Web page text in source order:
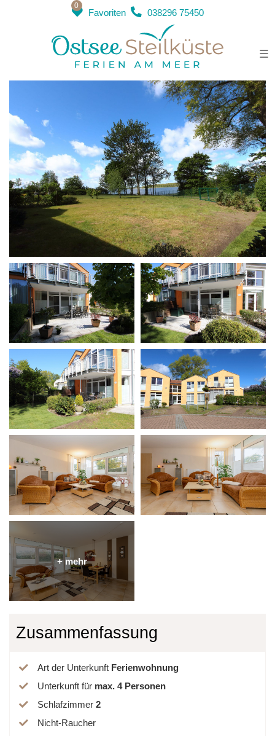
0
Favoriten 038296 75450
☰
Residenz Meeresblick Haus B
Whg. 3
Zusammenfassung
Art der Unterkunft Ferienwohnung
Unterkunft für max. 4 Personen
Schlafzimmer 2
Nicht-Raucher